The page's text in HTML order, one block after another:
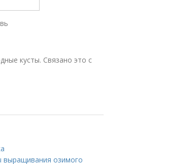
кусты. Связано это с
выращивания озимого